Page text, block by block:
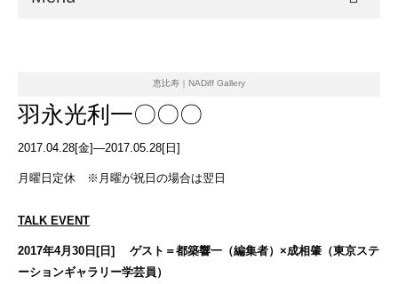
Shop List
Online Store
恵比寿｜NADiff Gallery
羽永光利一〇〇〇
2017.04.28[金]—2017.05.28[日]
月曜日定休 ※月曜が祝日の場合は翌日
TALK EVENT
2017年4月30日[日] ゲスト＝都築響一（編集者）×成相肇（東京ステ
ーションギャラリー学芸員）